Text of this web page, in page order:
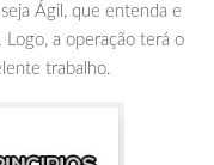
Ágil, que entenda e
Logo, a operação terá o
trabalho.